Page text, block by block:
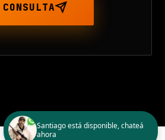
Santiago está disponible, chateá
ahora